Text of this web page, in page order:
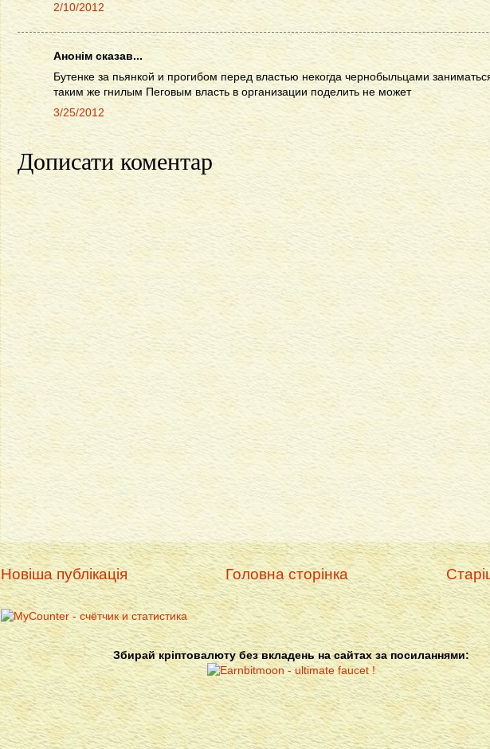
2/10/2012
Анонім сказав...
Бутенке за пьянкой и прогибом перед властью некогда чернобыльцами
таким же гнилым Пеговым власть в организации поделить не может
3/25/2012
Дописати коментар
Новіша публікація Головна сторінка
Збирай кріптовалюту без вкладень на сайтах за посиланнями: